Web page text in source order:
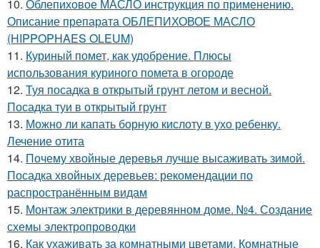
10. Облепиховое МАСЛО инструкция по применению.
Описание препарата ОБЛЕПИХОВОЕ МАСЛО
(HIPPOPHAES OLEUM)
11. Куриный помет, как удобрение. Плюсы
использования куриного помета в огороде
12. Туя посадка в открытый грунт летом и весной.
Посадка туи в открытый грунт
13. Можно ли капать борную кислоту в ухо ребенку.
Лечение отита
14. Почему хвойные деревья лучше высаживать зимой.
Посадка хвойных деревьев: рекомендации по
распространённым видам
15. Монтаж электрики в деревянном доме. №4. Создание
схемы электропроводки
16. Как ухаживать за комнатными цветами. Комнатные